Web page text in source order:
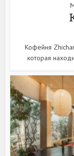
Кофейня
которая